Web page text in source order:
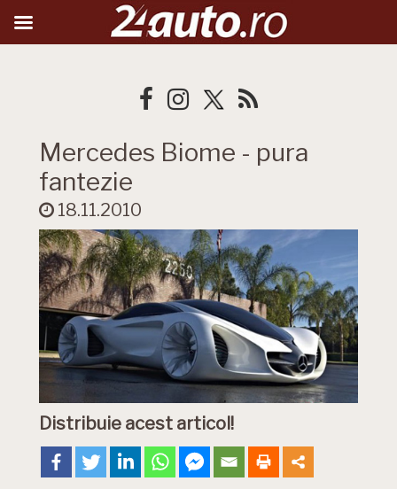
Mercedes Biome - pura
fantezie
18.11.2010
Distribuie acest articol!